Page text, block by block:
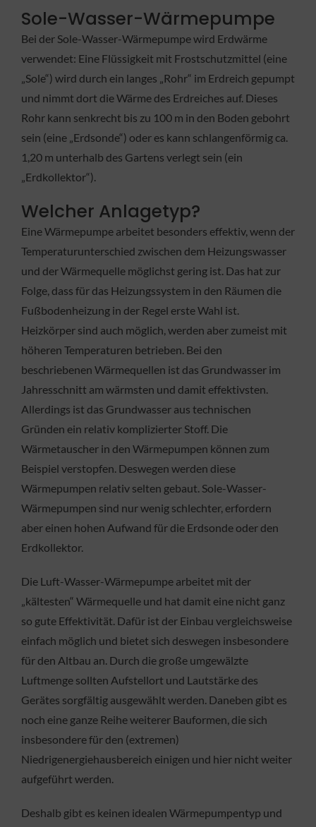
Sole-Wasser-Wärmepumpe
Bei der Sole-Wasser-Wärmepumpe wird Erdwärme
verwendet: Eine Flüssigkeit mit Frostschutzmittel (eine
„Sole“) wird durch ein langes „Rohr“ im Erdreich gepumpt
und nimmt dort die Wärme des Erdreiches auf. Dieses
Rohr kann senkrecht bis zu 100 m in den Boden gebohrt
sein (eine „Erdsonde“) oder es kann schlangenförmig ca.
1,20 m unterhalb des Gartens verlegt sein (ein
„Erdkollektor“).
Welcher Anlagetyp?
Eine Wärmepumpe arbeitet besonders effektiv, wenn der
Temperaturunterschied zwischen dem Heizungswasser
und der Wärmequelle möglichst gering ist. Das hat zur
Folge, dass für das Heizungssystem in den Räumen die
Fußbodenheizung in der Regel erste Wahl ist.
Heizkörper sind auch möglich, werden aber zumeist mit
höheren Temperaturen betrieben. Bei den
beschriebenen Wärmequellen ist das Grundwasser im
Jahresschnitt am wärmsten und damit effektivsten.
Allerdings ist das Grundwasser aus technischen
Gründen ein relativ komplizierter Stoff. Die
Wärmetauscher in den Wärmepumpen können zum
Beispiel verstopfen. Deswegen werden diese
Wärmepumpen relativ selten gebaut. Sole-Wasser-
Wärmepumpen sind nur wenig schlechter, erfordern
aber einen hohen Aufwand für die Erdsonde oder den
Erdkollektor.
Die Luft-Wasser-Wärmepumpe arbeitet mit der
„kältesten“ Wärmequelle und hat damit eine nicht ganz
so gute Effektivität. Dafür ist der Einbau vergleichsweise
einfach möglich und bietet sich deswegen insbesondere
für den Altbau an. Durch die große umgewälzte
Luftmenge sollten Aufstellort und Lautstärke des
Gerätes sorgfältig ausgewählt werden. Daneben gibt es
noch eine ganze Reihe weiterer Bauformen, die sich
insbesondere für den (extremen)
Niedrigenergiehausbereich einigen und hier nicht weiter
aufgeführt werden.
Deshalb gibt es keinen idealen Wärmepumpentyp und